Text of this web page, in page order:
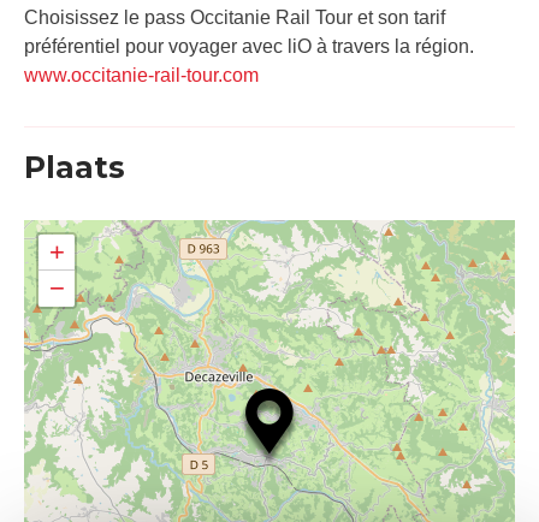
Choisissez le pass Occitanie Rail Tour et son tarif
préférentiel pour voyager avec liO à travers la région.
www.occitanie-rail-tour.com
Plaats
+
−